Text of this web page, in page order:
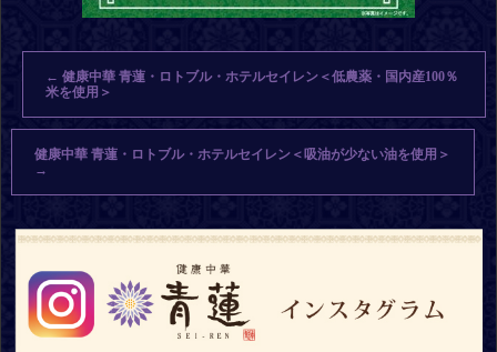
← 健康中華 青蓮・ロトブル・ホテルセイレン＜低農薬・国内産100％
米を使用＞
健康中華 青蓮・ロトブル・ホテルセイレン＜吸油が少ない油を使用＞
→